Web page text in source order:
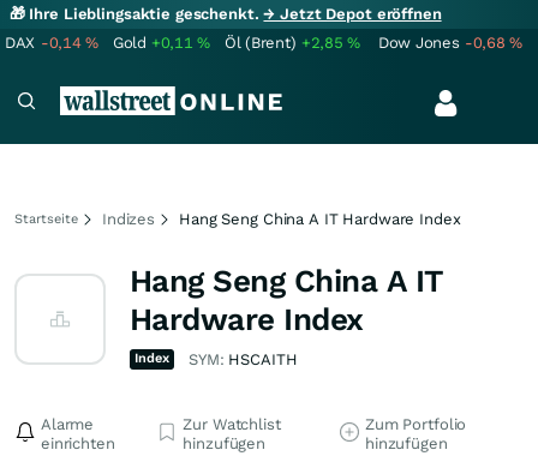
🎁 Ihre Lieblingsaktie geschenkt.→ Jetzt Depot eröffnen
DAX -0,14% Gold +0,11% Öl (Brent) +2,85% Dow Jones -0,68%
Startseite Indizes Hang Seng China A IT Hardware Index
Hang Seng China A IT
Hardware Index
Index SYM: HSCAITH
Alarme
einrichten
Zur Watchlist
hinzufügen
Zum Portfolio
hinzufügen